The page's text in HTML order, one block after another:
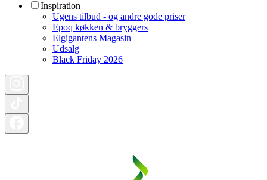
Inspiration
Ugens tilbud - og andre gode priser
Epoq køkken & bryggers
Elgigantens Magasin
Udsalg
Black Friday 2026